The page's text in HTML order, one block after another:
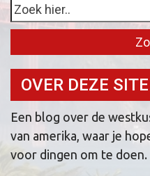
OVER DEZE SITE
Een blog over de
van amerika, waar je
voor dingen om te doen.